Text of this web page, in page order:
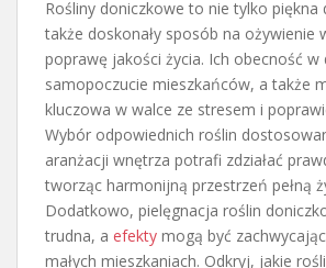
Rośliny doniczkowe to nie tylko piękna
także doskonały sposób na ożywienie
poprawę jakości życia. Ich obecność w
samopoczucie mieszkańców, a także
kluczowa w walce ze stresem i
Wybór odpowiednich roślin
aranżacji wnętrza potrafi zdziałać
tworząc harmonijną przestrzeń pełną
Dodatkowo, pielęgnacja roślin
trudna, a efekty mogą być
małych mieszkaniach. Odkryj, jakie